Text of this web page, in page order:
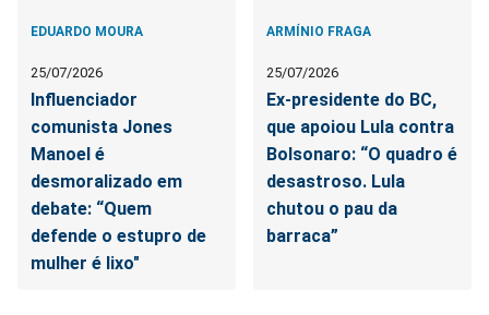
EDUARDO MOURA
25/07/2026
Influenciador
comunista Jones
Manoel é
desmoralizado em
debate: “Quem
defende o estupro de
mulher é lixo"
ARMÍNIO FRAGA
25/07/2026
Ex-presidente do BC,
que apoiou Lula contra
Bolsonaro: “O quadro é
desastroso. Lula
chutou o pau da
barraca”